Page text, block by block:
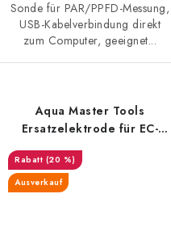
Sonde für PAR/PPFD-Messung,
USB-Kabelverbindung direkt
zum Computer, geeignet...
Aqua Master Tools
Ersatzelektrode für EC-
Meter E300 PRO
(20 %)
Ausverkauf